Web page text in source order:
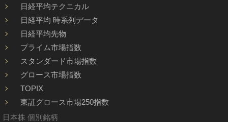
日経平均テクニカル
日経平均 時系列データ
日経平均先物
プライム市場指数
スタンダード市場指数
グロース市場指数
TOPIX
東証グロース市場250指数
日本株 個別銘柄